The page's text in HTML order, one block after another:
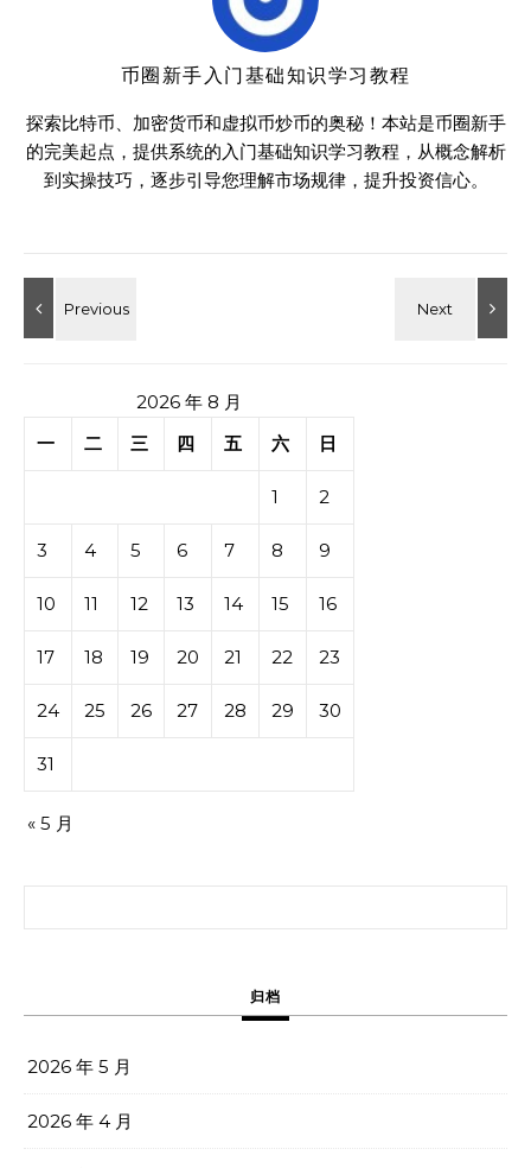
币圈新手入门基础知识学习教程
探索比特币、加密货币和虚拟币炒币的奥秘！本站是币圈新手
的完美起点，提供系统的入门基础知识学习教程，从概念解析
到实操技巧，逐步引导您理解市场规律，提升投资信心。
2026 年 8 月
一
二 三 四 五 六 日
1 2
3 4 5 6 7 8 9
10 11 12 13 14 15 16
17 18 19 20 21 22 23
24 25 26 27 28 29 30
31
« 5 月
归档
2026 年 5 月
2026 年 4 月